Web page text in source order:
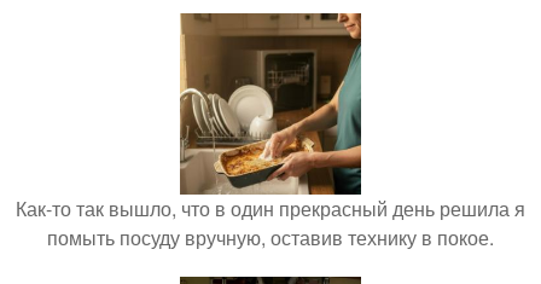
Как-то так вышло, что в один прекрасный день решила я
помыть посуду вручную, оставив технику в покое.